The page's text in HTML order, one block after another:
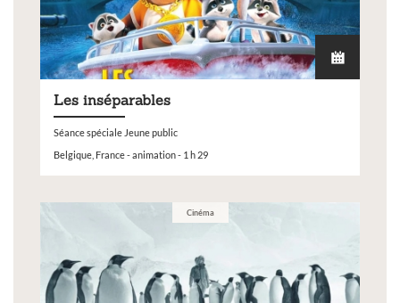
Les inséparables
Séance spéciale Jeune public
Belgique, France - animation - 1 h 29
Cinéma